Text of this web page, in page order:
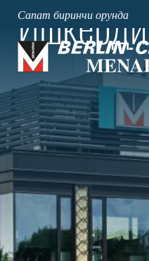
Сапат биринчи орунда